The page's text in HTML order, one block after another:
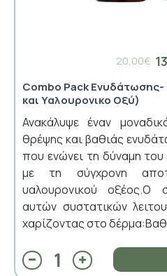
20,00€
Combo Pack
και Υαλουρονικο Οξύ)
Ανακάλυψε έναν
θρέψης και βαθιάς
που ενώνει τη δύναμη
με τη σύγχρονη
υαλουρονικού
αυτών συστατικών
χαρίζοντας στο